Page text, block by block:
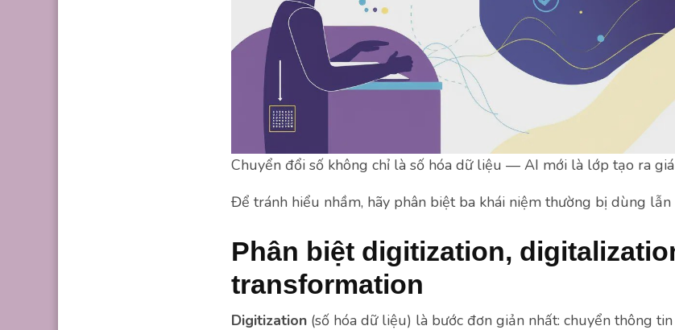
Chuyển đổi số không chỉ là số hóa dữ liệu — AI mới là lớp tạo ra
Để tránh hiểu nhầm, hãy phân biệt ba khái niệm thường bị dùng
Phân biệt digitization,
transformation
Digitization (số hóa dữ liệu) là bước đơn giản nhất: chuyển thông